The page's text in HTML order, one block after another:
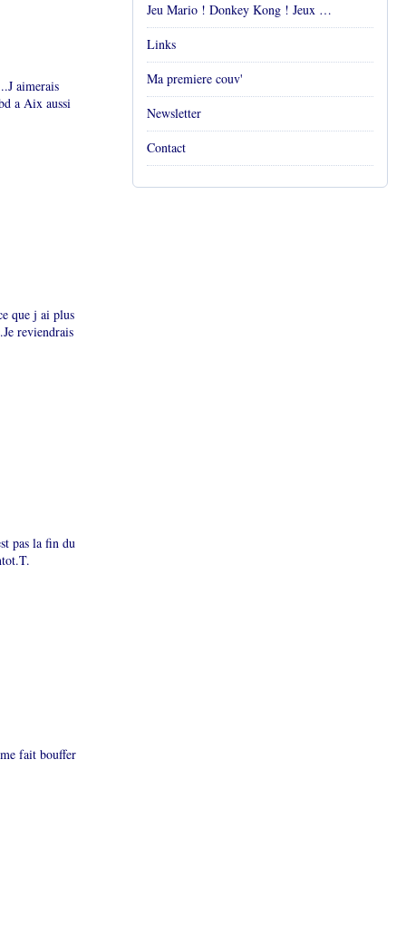
aimerais
a Aix aussi
que j ai plus
reviendrais
pas la fin du
fait bouffer
Jeu Mario ! Donkey Kong ! Jeux vidéos Rétro !
Links
Ma premiere couv'
Newsletter
Contact